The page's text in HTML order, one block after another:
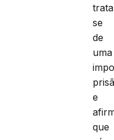
se
de
uma
e
que